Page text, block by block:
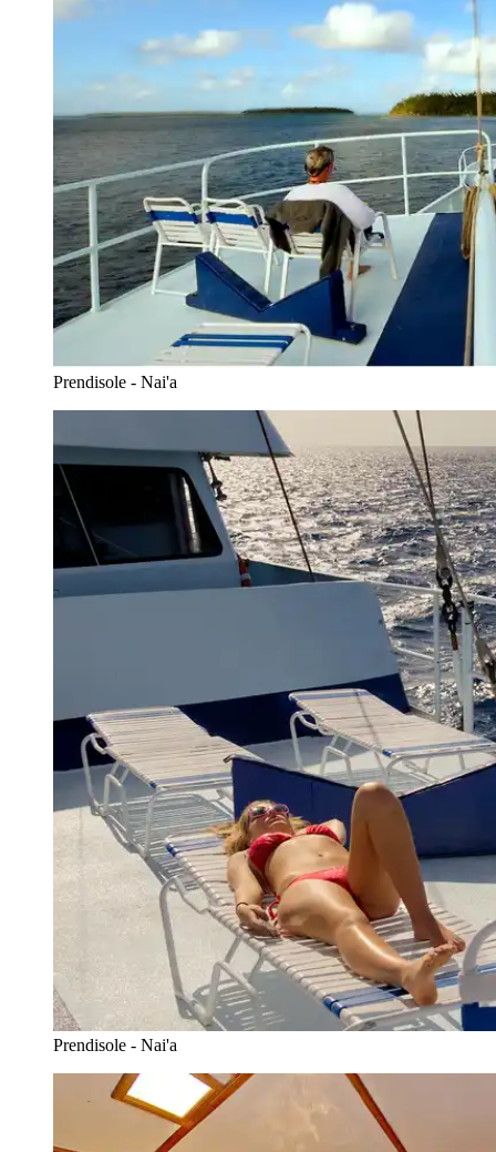
Prendisole - Nai'a
Prendisole - Nai'a